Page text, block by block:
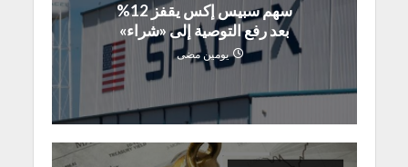
سهم سبيس إكس يقفز 12%
بعد رفع التوصية إلى «شراء»
يومين مضى